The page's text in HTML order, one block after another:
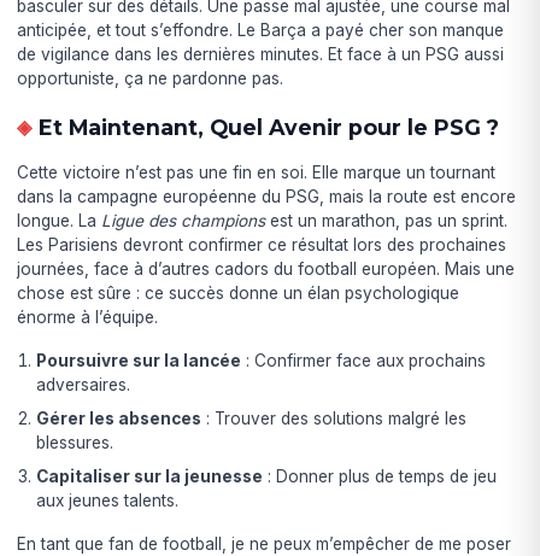
basculer sur des détails. Une passe mal ajustée, une course mal
anticipée, et tout s’effondre. Le Barça a payé cher son manque
de vigilance dans les dernières minutes. Et face à un PSG aussi
opportuniste, ça ne pardonne pas.
Et Maintenant, Quel Avenir pour le PSG ?
Cette victoire n’est pas une fin en soi. Elle marque un tournant
dans la campagne européenne du PSG, mais la route est encore
longue. La Ligue des championsest un marathon, pas un sprint.
Les Parisiens devront confirmer ce résultat lors des prochaines
journées, face à d’autres cadors du football européen. Mais une
chose est sûre : ce succès donne un élan psychologique
énorme à l’équipe.
Poursuivre sur la lancée : Confirmer face aux prochains
adversaires.
Gérer les absences : Trouver des solutions malgré les
blessures.
Capitaliser sur la jeunesse : Donner plus de temps de jeu
aux jeunes talents.
En tant que fan de football, je ne peux m’empêcher de me poser